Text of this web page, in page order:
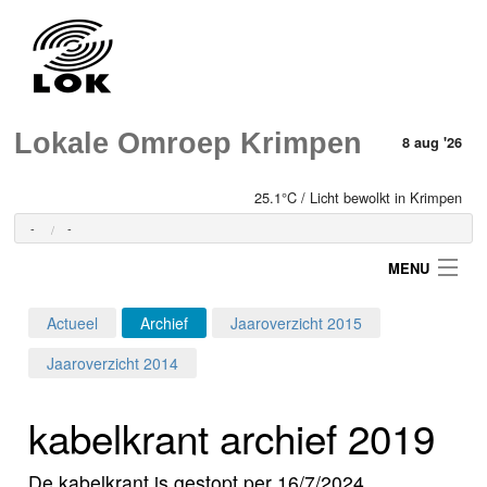
Lokale Omroep Krimpen 8 aug '26
25.1°C / Licht bewolkt in Krimpen
- -
MENU
Programma's
Actueel Archief
Jaaroverzicht 2015
Jaaroverzicht 2014
kabelkrant archief 2019